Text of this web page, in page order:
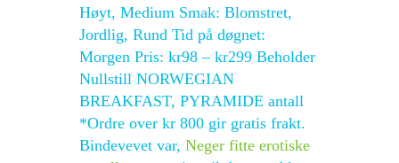
Høyt, Medium Smak: Blomstret,
Jordlig, Rund Tid på døgnet:
Morgen Pris: kr98 – kr299 Beholder
Nullstill NORWEGIAN
BREAKFAST, PYRAMIDE antall
*Ordre over kr 800 gir gratis frakt.
Bindevevet var, Neger fitte erotiske